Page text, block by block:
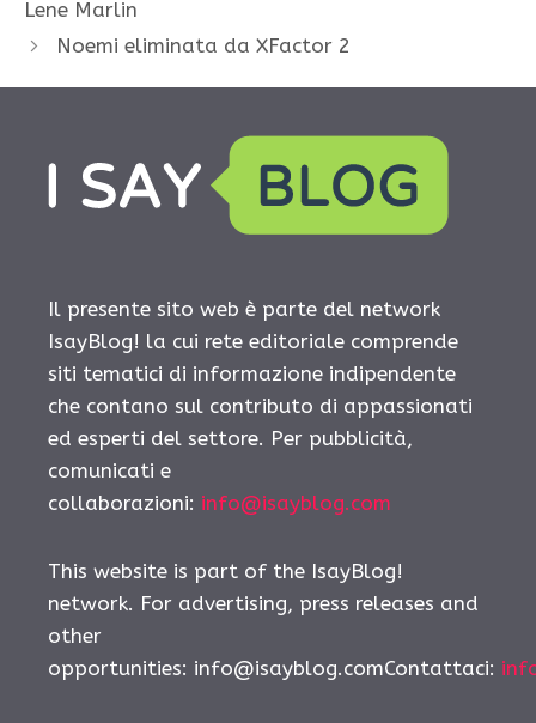
Lene Marlin
Noemi eliminata da XFactor 2
Il presente sito web è parte del network
IsayBlog! la cui rete editoriale comprende
siti tematici di informazione indipendente
che contano sul contributo di appassionati
ed esperti del settore. Per pubblicità,
comunicati e
collaborazioni: info@isayblog.com
This website is part of the IsayBlog!
network. For advertising, press releases and
other
opportunities: info@isayblog.comContattaci: